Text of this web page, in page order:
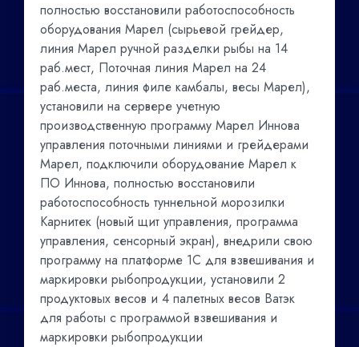
полностью восстановили работоспособность
оборудования Марел (сырьевой грейдер,
линия Марел ручной разделки рыбы на 14
раб.мест, Поточная линия Марел на 24
раб.места, линия филе камбалы, весы Марел),
установили на сервере учетную
производственную программу Марел Иннова
управления поточными линиями и грейдерами
Марел, подключили оборудование Марел к
ПО Иннова, полностью восстановили
работоспособность туннельной морозилки
Карнитек (новый щит управления, программа
управления, сенсорный экран), внедрили свою
программу на платформе 1С для взвешивания и
маркировки рыбопродукции, установили 2
продуктовых весов и 4 палетных весов Ватэк
для работы с программой взвешивания и
маркировки рыбопродукции